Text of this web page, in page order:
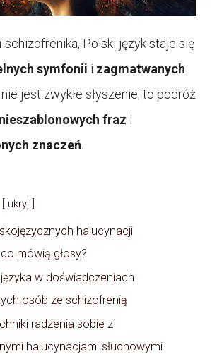
schizofrenika, Polski język staje się
symfonii i zagmatwanych
nie jest zwykłe słyszenie; to podróż
nieszablonowych fraz i
znaczeń
ukryj
halucynacji
mówią głosy?
w doświadczeniach
osób ze schizofrenią
radzenia sobie z
halucynacjami słuchowymi